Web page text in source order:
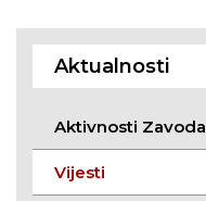
Aktualnosti
Aktivnosti Zavoda
Vijesti